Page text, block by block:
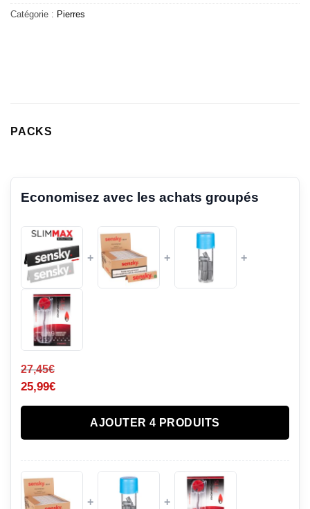
Catégorie : Pierres
PACKS
Economisez avec les achats groupés
+ + +
27,45€
25,99€
AJOUTER 4 PRODUITS
+ +